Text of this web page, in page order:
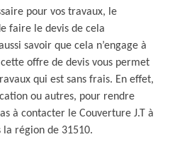
pour vos travaux, le
faire le devis de cela
savoir que cela n’engage à
offre de devis vous permet
qui est sans frais. En effet,
ou autres, pour rendre
à contacter le Couverture J.T à
la région de 31510.